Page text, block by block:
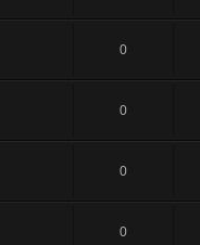
0
0
0
0